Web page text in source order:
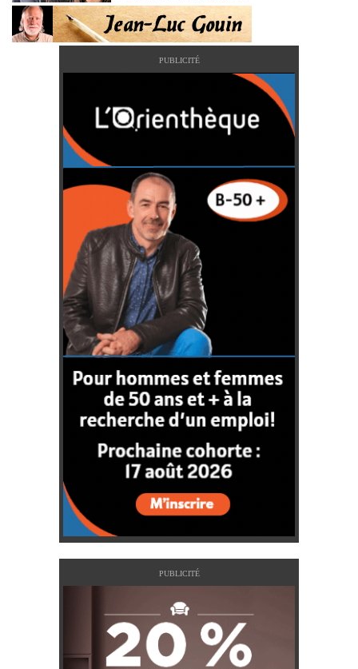
PUBLICITÉ
PUBLICITÉ